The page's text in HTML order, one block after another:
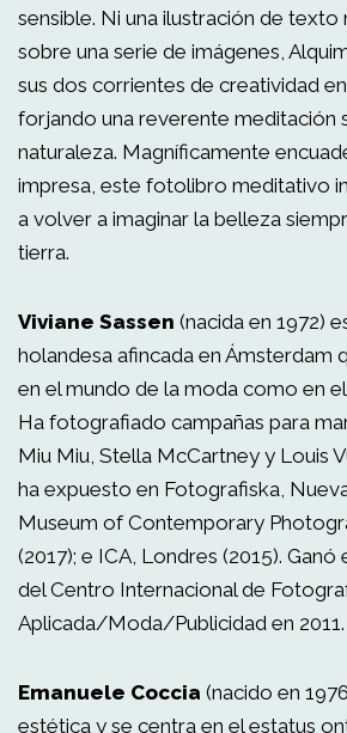
sensible. Ni una ilustración de texto
sobre una serie de imágenes,
sus dos corrientes de creatividad
forjando una reverente meditación
naturaleza. Magníficamente
impresa, este fotolibro meditativo
a volver a imaginar la belleza
tierra.
Viviane Sassen (nacida en 1972)
holandesa afincada en Ámsterdam
en el mundo de la moda como en
Ha fotografiado campañas para
Miu Miu, Stella McCartney y Louis
ha expuesto en Fotografiska,
Museum of Contemporary
(2017); e ICA, Londres (2015).
del Centro Internacional de
Aplicada/Moda/Publicidad en 2011.
Emanuele Coccia (nacido en
estética y se centra en el estatus